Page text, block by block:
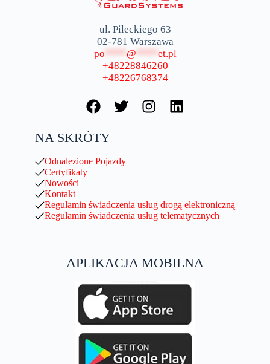
ul. Pileckiego 63
02-781 Warszawa
po **** @ **** et.pl
+48228846260
+48226768374
NA SKRÓTY
Odnalezione Pojazdy
Certyfikaty
Nowości
Kontakt
Regulamin świadczenia usług drogą elektroniczną
Regulamin świadczenia usług telematycznych
APLIKACJA MOBILNA